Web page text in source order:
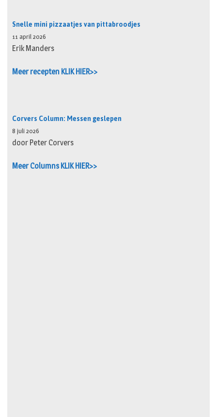
Snelle mini pizzaatjes van pittabroodjes
11 april 2026
Erik Manders
Meer recepten KLIK HIER>>
Corvers Column: Messen geslepen
8 juli 2026
door Peter Corvers
Meer Columns KLIK HIER>>